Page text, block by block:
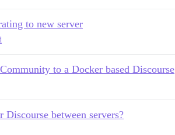
to new server
to a Docker based Discourse
between servers?